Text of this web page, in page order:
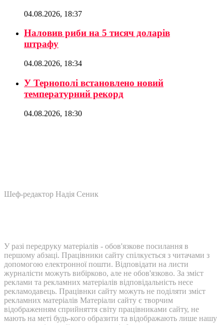
04.08.2026, 18:37
Наловив риби на 5 тисяч доларів
штрафу
04.08.2026, 18:34
У Тернополі встановлено новий
температурний рекорд
04.08.2026, 18:30
Шеф-редактор Надія Сеник
У разі передруку матеріалів - обов'язкове посилання в
першому абзаці. Працівники сайту спілкується з читачами з
допомогою електронної пошти. Відповідати на листи
журналісти можуть вибірково, але не обов'язково. За зміст
реклами та рекламних матеріалів відповідальність несе
рекламодавець. Працівнки сайту можуть не поділяти зміст
рекламних матеріалів Матеріали сайту є творчим
відображенням сприйняття світу працівниками сайту, не
мають на меті будь-кого образити та відображають лише нашу